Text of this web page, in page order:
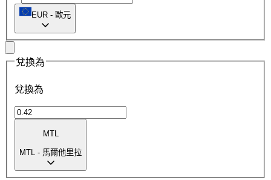
EUR - 歐元
兌換為
兌換為
MTL
MTL - 馬爾他里拉